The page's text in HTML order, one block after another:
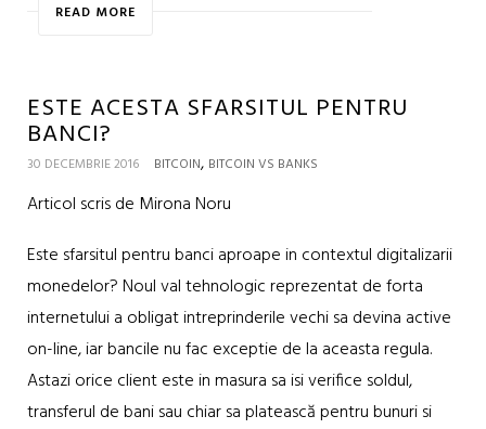
READ MORE
ESTE ACESTA SFARSITUL PENTRU
BANCI?
30 DECEMBRIE 2016 BITCOIN, BITCOIN VS BANKS
Articol scris de Mirona Noru
Este sfarsitul pentru banci aproape in contextul digitalizarii
monedelor? Noul val tehnologic reprezentat de forta
internetului a obligat intreprinderile vechi sa devina active
on-line, iar bancile nu fac exceptie de la aceasta regula.
Astazi orice client este in masura sa isi verifice soldul,
transferul de bani sau chiar sa platească pentru bunuri si